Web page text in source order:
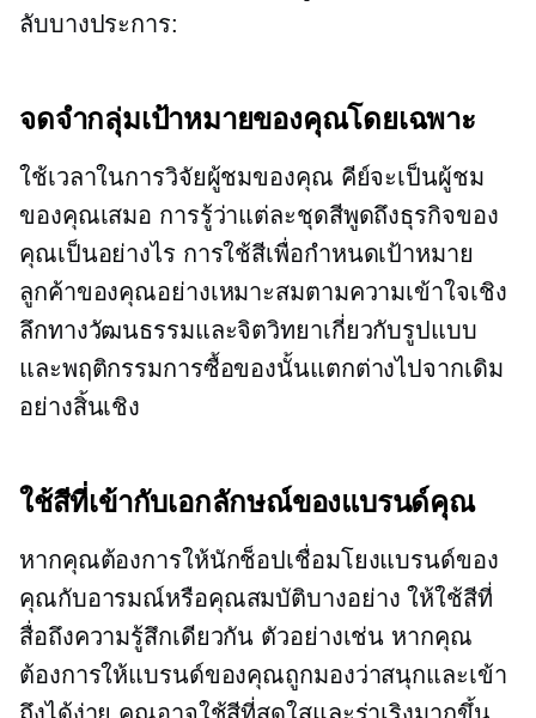
ลับบางประการ:
จดจำกลุ่มเป้าหมายของคุณโดยเฉพาะ
ใช้เวลาในการวิจัยผู้ชมของคุณ คีย์จะเป็นผู้ชม
ของคุณเสมอ การรู้ว่าแต่ละชุดสีพูดถึงธุรกิจของ
คุณเป็นอย่างไร การใช้สีเพื่อกำหนดเป้าหมาย
ลูกค้าของคุณอย่างเหมาะสมตามความเข้าใจเชิง
ลึกทางวัฒนธรรมและจิตวิทยาเกี่ยวกับรูปแบบ
และพฤติกรรมการซื้อของนั้นแตกต่างไปจากเดิม
อย่างสิ้นเชิง
ใช้สีที่เข้ากับเอกลักษณ์ของแบรนด์คุณ
หากคุณต้องการให้นักช็อปเชื่อมโยงแบรนด์ของ
คุณกับอารมณ์หรือคุณสมบัติบางอย่าง ให้ใช้สีที่
สื่อถึงความรู้สึกเดียวกัน ตัวอย่างเช่น หากคุณ
ต้องการให้แบรนด์ของคุณถูกมองว่าสนุกและเข้า